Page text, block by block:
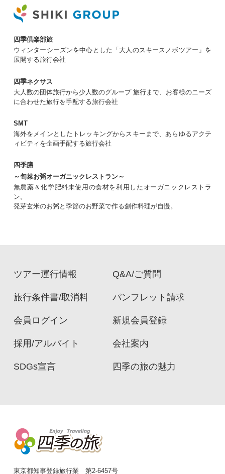
四季倶楽部旅
ウィンターシーズンを中心とした「大人のスキースノボツアー」を
展開する旅行会社
四季ネクサス
大人数の団体旅行から少人数のグループ 旅行まで、お客様のニーズ
に合わせた旅行を手配する旅行会社
SMT
海外をメインとしたトレッキングからスキーまで、あらゆるアクテ
ィビティを企画手配する旅行会社
四季膳
～旬菜お粥オーガニックレストラン～
無農薬＆化学肥料未使用の食材を利用したオーガニックレストラ
ン。
発芽玄米のお粥と季節のお野菜で作る創作料理が自慢。
ツアー運行情報 Q&A/ご質問
旅行条件書/取消料 パンフレット請求
会員ログイン 新規会員登録
採用/アルバイト 会社案内
SDGs宣言 四季の旅の魅力
東京都知事登録旅行業 第2-6457号